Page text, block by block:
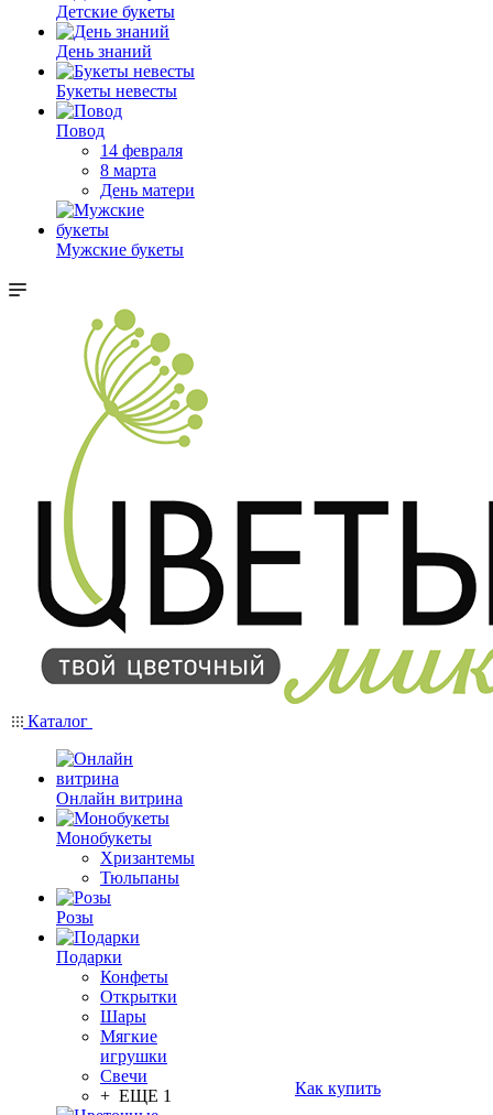
Детские букеты
День знаний
Букеты невесты
Повод
14 февраля
8 марта
День матери
Мужские букеты
Каталог
Онлайн витрина
Монобукеты
Хризантемы
Тюльпаны
Розы
Подарки
Конфеты
Открытки
Шары
Мягкие
игрушки
Свечи
+ ЕЩЕ 1
Как купить